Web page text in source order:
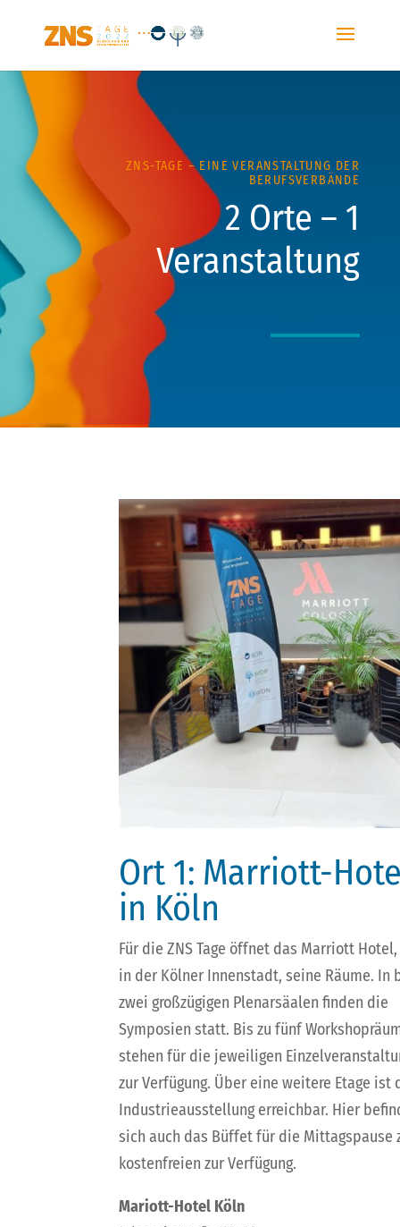
ZNS-TAGE – EINE VERANSTALTUNG DER
BERUFSVERBÄNDE
2 Orte – 1
Veranstaltung
Ort 1: Marriott-
in Köln
Für die ZNS Tage öffnet das Marriott
in der Kölner Innenstadt, seine Räume. In
zwei großzügigen Plenarsäalen finden die
Symposien statt. Bis zu fünf
stehen für die jeweiligen
zur Verfügung. Über eine weitere Etage ist
Industrieausstellung erreichbar. Hier
sich auch das Büffet für die Mittagspause
kostenfreien zur Verfügung.
Mariott-Hotel Köln